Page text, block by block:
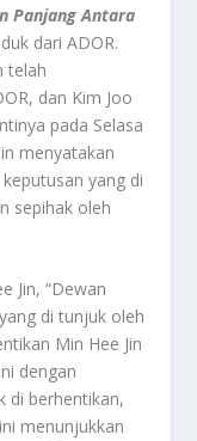
Panjang Antara
dari ADOR.
telah
dan Kim Joo
pada Selasa
menyatakan
yang di
sepihak oleh
Jin, “Dewan
di tunjuk oleh
Min Hee Jin
dengan
di berhentikan,
menunjukkan